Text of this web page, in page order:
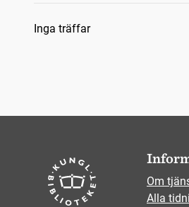
Sökresultat
Inga träffar
Om
Alla